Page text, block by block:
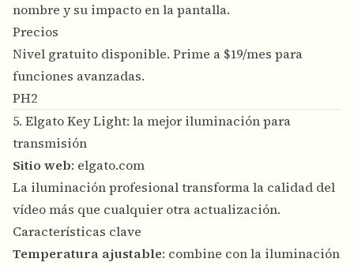
nombre y su impacto en la pantalla.
Precios
Nivel gratuito disponible. Prime a $19/mes para
funciones avanzadas.
PH2
5. Elgato Key Light: la mejor iluminación para
transmisión
Sitio web: elgato.com
La iluminación profesional transforma la calidad del
vídeo más que cualquier otra actualización.
Características clave
Temperatura ajustable: combine con la iluminación